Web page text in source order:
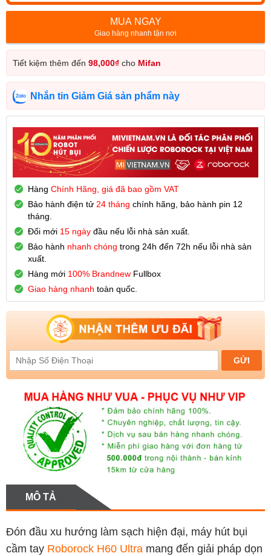
MUA NGAY
Giao hàng nhanh tận nơi
Tiết kiệm thêm đến 98,000₫ cho Mifan
Nhắn tin Giảm Giá sản phẩm này
Hàng Chính Hãng, giá đã bao gồm VAT
Bảo hành điện tử 24 tháng chính hãng, bảo hành pin 12
tháng.
Đổi mới 15 ngày đầu nếu lỗi nhà sản xuất.
Bảo hành nhanh chóng trong 24h đến 72h nếu lỗi nhà sản
xuất.
Hàng mới 100% Brandnew Fullbox
Giao hàng nhanh toàn quốc.
MÔ TẢ
Đón đầu xu hướng làm sạch hiện đại, máy hút bụi
cầm tay Roborock H60 Ultra mang đến giải pháp dọn